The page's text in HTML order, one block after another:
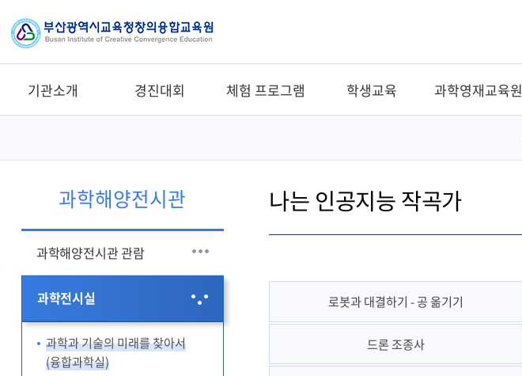
기관소개 경진대회 체험 프로그램 학생교육 과학영재교육원
과학해양전시관
과학해양전시관 관람
과학전시실
과학과 기술의 미래를 찾아서
(융합과학실)
나는 인공지능 작곡가
로봇과 대결하기 - 공 옮기기
드론 조종사